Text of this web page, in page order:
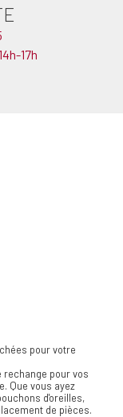
17h
pour votre
rechange pour vos
Que vous ayez
d'oreilles,
de pièces.